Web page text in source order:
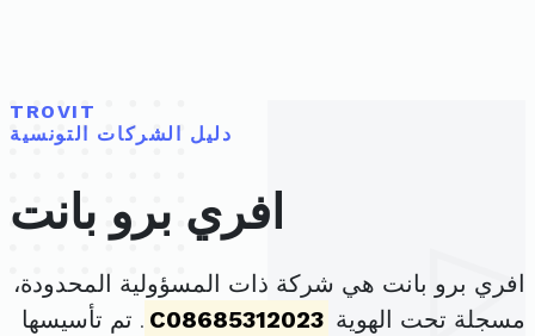
TROVIT
دليل الشركات التونسية
افري برو بانت
افري برو بانت هي شركة ذات المسؤولية المحدودة،
مسجلة تحت الهوية C08685312023 . تم تأسيسها